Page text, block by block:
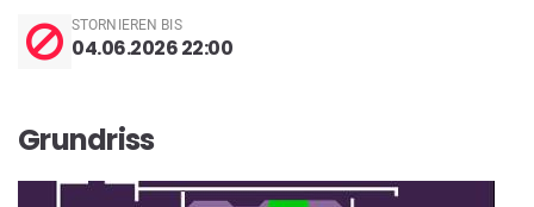
STORNIEREN BIS
04.06.2026 22:00
Grundriss